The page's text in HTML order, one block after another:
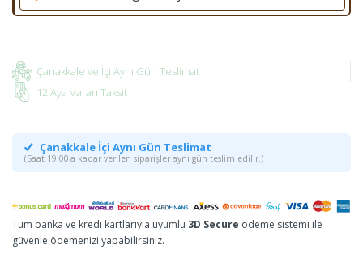
Çanakkale ve İçi Aynı Gün Teslimat
12 Aya Varan Taksit
Çanakkale İçi Aynı Gün Teslimat
(Saat 19:00'a kadar verilen siparişler aynı gün teslim edilir.)
Tüm banka ve kredi kartlarıyla uyumlu 3D Secure ödeme sistemi ile
güvenle ödemenizi yapabilirsiniz.